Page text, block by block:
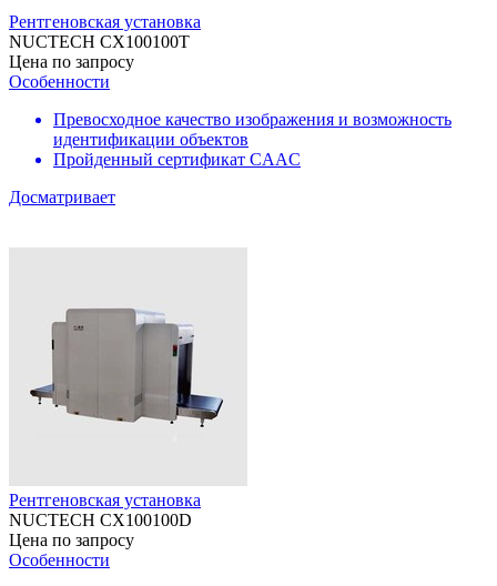
Рентгеновская установка
NUCTECH СХ100100T
Цена по запросу
Особенности
Превосходное качество изображения и возможность
идентификации объектов
Пройденный сертификат CAAC
Досматривает
Рентгеновская установка
NUCTECH CX100100D
Цена по запросу
Особенности